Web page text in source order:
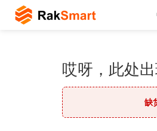
哎呀，此处
缺